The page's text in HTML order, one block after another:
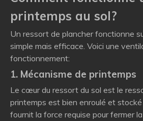
printemps au sol?
Un ressort de plancher fonctionne
simple mais efficace. Voici une
fonctionnement:
1. Mécanisme de printemps
Le cœur du ressort du sol est le
printemps est bien enroulé et
fournit la force requise pour fermer